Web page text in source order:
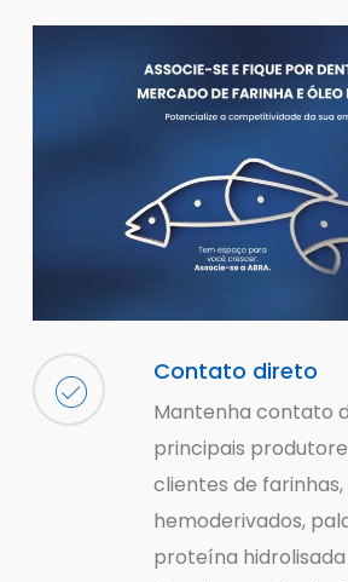
Contato direto
Mantenha contato
principais
clientes de
hemoderivados,
proteína